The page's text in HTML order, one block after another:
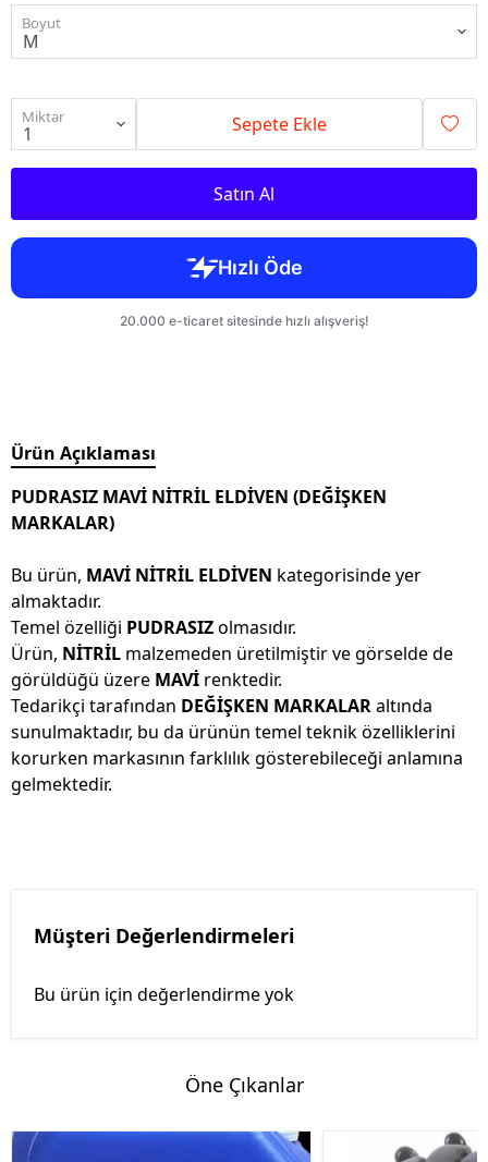
Boyut
Miktar Sepete Ekle
Satın Al
Ürün Açıklaması
PUDRASIZ MAVİ NİTRİL ELDİVEN (DEĞİŞKEN
MARKALAR)
Bu ürün, MAVİ NİTRİL ELDİVEN kategorisinde yer
almaktadır.
Temel özelliği PUDRASIZolmasıdır.
Ürün, NİTRİL malzemeden üretilmiştir ve görselde de
görüldüğü üzere MAVİ renktedir.
Tedarikçi tarafından DEĞİŞKEN MARKALARaltında
sunulmaktadır, bu da ürünün temel teknik özelliklerini
korurken markasının farklılık gösterebileceği anlamına
gelmektedir.
Müşteri Değerlendirmeleri
Bu ürün için değerlendirme yok
Öne Çıkanlar